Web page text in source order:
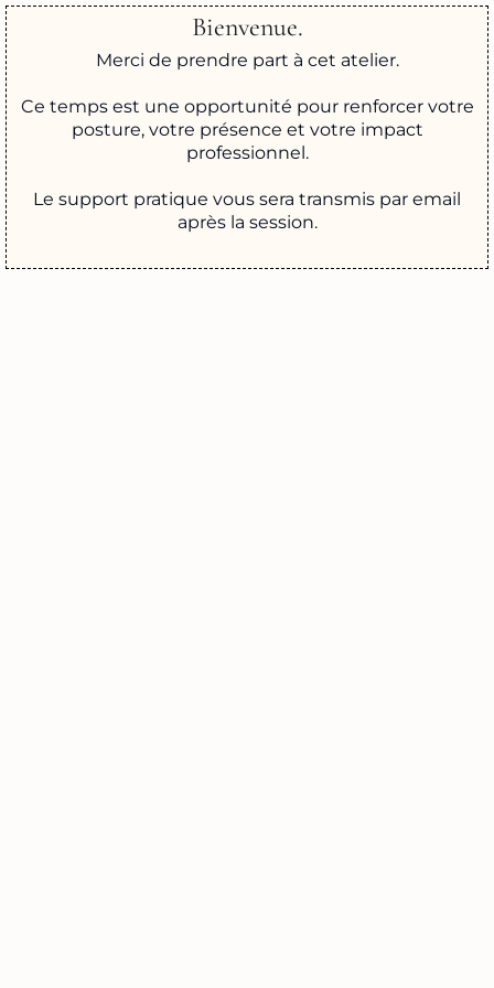
Bienvenue.
Merci de prendre part à cet atelier.
Ce temps est une opportunité pour renforcer votre
posture, votre présence et votre impact
professionnel.
Le support pratique vous sera transmis par email
après la session.